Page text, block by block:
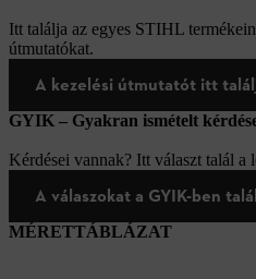
Itt találja az egyes STIHL
útmutatókat.
A kezelési útmutatót itt
GYIK – Gyakran ismételt
Kérdései vannak? Itt választ talál a
A válaszokat a GYIK-ben
MÉRETTÁBLÁZAT